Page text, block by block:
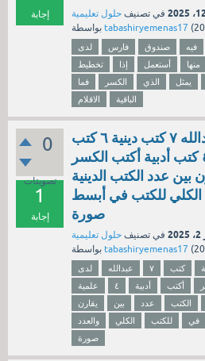
إجابة في تصنيف حلول تعليمية
tabashiryemenas17 (
لدى فارس صندوق فيه
تخطيط
إذا أستعمل منها
فما
الكسر الذي يمثل
الاقلام
الباقية
0
تصويتات
1
إجابة
لدى عبدالله ٧ كتب دينية ٦ كتب
علمية ٤ كتب أدبية أكتب الكسر
بين عدد الكتب الدينية
الكلي للكتب في أبسط
صورة
في تصنيف حلول تعليمية
tabashiryemenas17 (
لدى عبدالله ٧ كتب
علمية
٤ أدبية أكتب
يقارن
بين عدد الكتب
والعدد
الكلي للكتب في
صورة